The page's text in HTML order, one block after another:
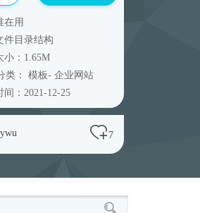
在用
件目录结构
小：1.65M
类： 模板- 企业网站
间：2021-12-25
7